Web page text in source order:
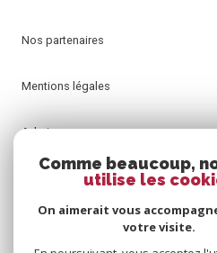
Nos partenaires
Mentions légales
Admin
Nos honoraires
Comme beaucoup,
utilise les
On aimerait vous
votre visite.